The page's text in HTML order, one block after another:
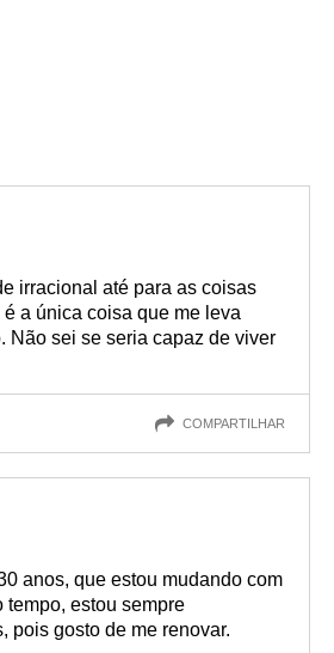
irracional até para as coisas
a única coisa que me leva
Não sei se seria capaz de viver
COMPARTILHAR
anos, que estou mudando com
tempo, estou sempre
pois gosto de me renovar.